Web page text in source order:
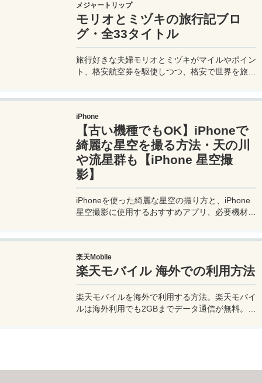
法を知って、現地での移動に備えよう。
メジャートリップ
モリオとミヅキの旅行記ブロ
グ・全33タイトル
旅行好きな夫婦モリオとミヅキがマイルやポイン
ト、格安航空券を駆使しつつ、格安で世界を旅す
便利な情報、かかった費用など様々な情報をお届
け！夫婦喧嘩あり、ホロッと涙することもあり、
中年夫婦の等身大旅行記ブログ。
iPhone
【古い機種でもOK】iPhoneで
綺麗な星空を撮る方法・天の川
や流星群も【iPhone 星空撮
影】
iPhoneを使った綺麗な星空の撮り方と、iPhone
星空撮影に使用するおすすめアプリ、必要機材な
ば流星群の流れ星も撮影可能なので、iPhoneで
綺麗な星空撮影をしたいときはチャレンジしてみ
よう。
楽天Mobile
楽天モバイル 海外での利用方法
楽天モバイルを海外で利用する方法。楽天モバイ
ルは海外利用でも2GBまでデータ通信が無料。ま